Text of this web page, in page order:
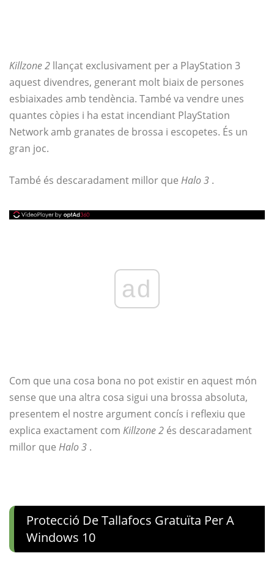
Killzone 2 llançat exclusivament per a PlayStation 3
aquest divendres, generant molt biaix de persones
esbiaixades amb tendència. També va vendre unes
quantes còpies i ha estat incendiant PlayStation
Network amb granates de brossa i escopetes. És un
gran joc.
També és descaradament millor que Halo 3 .
ad
Com que una cosa bona no pot existir en aquest món
sense que una altra cosa sigui una brossa absoluta,
presentem el nostre argument concís i reflexiu que
explica exactament com Killzone 2 és descaradament
millor que Halo 3 .
Protecció De Tallafocs Gratuïta Per A
Windows 10